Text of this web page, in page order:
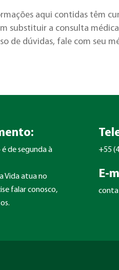
aqui contidas têm
substituir a consulta
de dúvidas, fale com seu
de segunda à
Vida atua no
falar conosco,
+55
E-